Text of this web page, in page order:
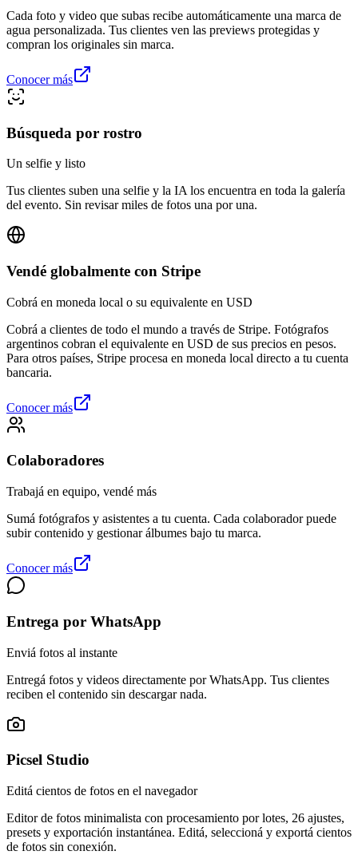
Cada foto y video que subas recibe automáticamente una marca de
agua personalizada. Tus clientes ven las previews protegidas y
compran los originales sin marca.
Conocer más
Búsqueda por rostro
Un selfie y listo
Tus clientes suben una selfie y la IA los encuentra en toda la galería
del evento. Sin revisar miles de fotos una por una.
Vendé globalmente con Stripe
Cobrá en moneda local o su equivalente en USD
Cobrá a clientes de todo el mundo a través de Stripe. Fotógrafos
argentinos cobran el equivalente en USD de sus precios en pesos.
Para otros países, Stripe procesa en moneda local directo a tu cuenta
bancaria.
Conocer más
Colaboradores
Trabajá en equipo, vendé más
Sumá fotógrafos y asistentes a tu cuenta. Cada colaborador puede
subir contenido y gestionar álbumes bajo tu marca.
Conocer más
Entrega por WhatsApp
Enviá fotos al instante
Entregá fotos y videos directamente por WhatsApp. Tus clientes
reciben el contenido sin descargar nada.
Picsel Studio
Editá cientos de fotos en el navegador
Editor de fotos minimalista con procesamiento por lotes, 26 ajustes,
presets y exportación instantánea. Editá, seleccioná y exportá cientos
de fotos sin conexión.